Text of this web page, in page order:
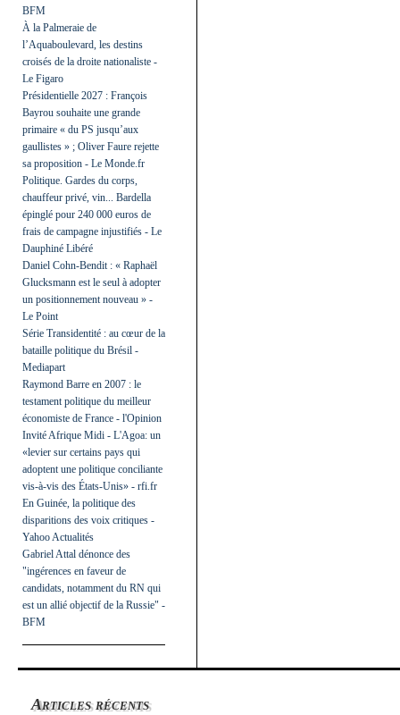
BFM
À la Palmeraie de
l’Aquaboulevard, les destins
croisés de la droite nationaliste -
Le Figaro
Présidentielle 2027 : François
Bayrou souhaite une grande
primaire « du PS jusqu’aux
gaullistes » ; Oliver Faure rejette
sa proposition - Le Monde.fr
Politique. Gardes du corps,
chauffeur privé, vin... Bardella
épinglé pour 240 000 euros de
frais de campagne injustifiés - Le
Dauphiné Libéré
Daniel Cohn-Bendit : « Raphaël
Glucksmann est le seul à adopter
un positionnement nouveau » -
Le Point
Série Transidentité : au cœur de la
bataille politique du Brésil -
Mediapart
Raymond Barre en 2007 : le
testament politique du meilleur
économiste de France - l'Opinion
Invité Afrique Midi - L'Agoa: un
«levier sur certains pays qui
adoptent une politique conciliante
vis-à-vis des États-Unis» - rfi.fr
En Guinée, la politique des
disparitions des voix critiques -
Yahoo Actualités
Gabriel Attal dénonce des
"ingérences en faveur de
candidats, notamment du RN qui
est un allié objectif de la Russie" -
BFM
Articles récents